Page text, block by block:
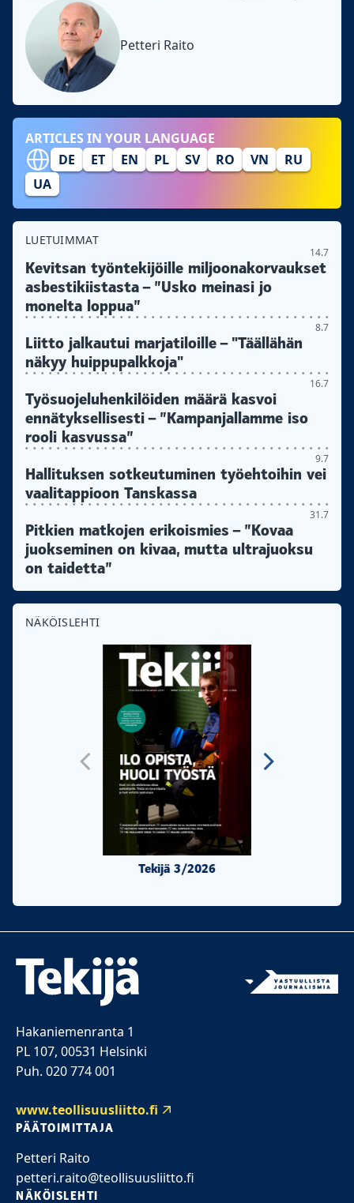
Petteri Raito
ARTICLES IN YOUR LANGUAGE
DE
ET EN PL SV RO VN
RU
UA
LUETUIMMAT
14.7
Kevitsan työntekijöille miljoonakorvaukset
asbestikiistasta – ”Usko meinasi jo
monelta loppua”
8.7
Liitto jalkautui marjatiloille – "Täällähän
näkyy huippupalkkoja"
16.7
Työsuojeluhenkilöiden määrä kasvoi
ennätyksellisesti – ”Kampanjallamme iso
rooli kasvussa”
9.7
Hallituksen sotkeutuminen työehtoihin vei
vaalitappioon Tanskassa
31.7
Pitkien matkojen erikoismies – ”Kovaa
juokseminen on kivaa, mutta ultrajuoksu
on taidetta”
NÄKÖISLEHTI
Tekijä 3/2026
Hakaniemenranta 1
PL 107, 00531 Helsinki
Puh. 020 774 001
www.teollisuusliitto.fi
PÄÄTOIMITTAJA
Petteri Raito
petteri.raito@teollisuusliitto.fi
NÄKÖISLEHTI